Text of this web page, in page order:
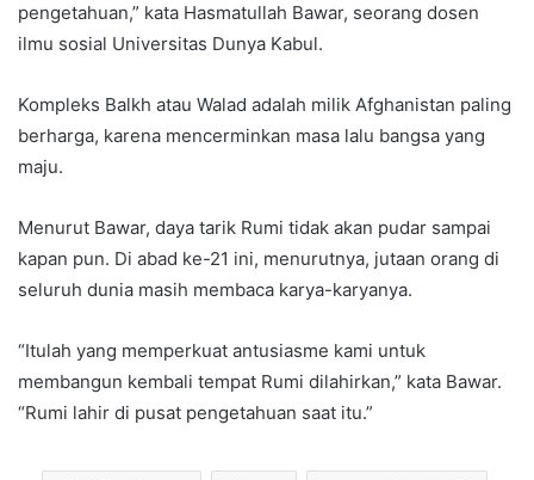
pengetahuan,” kata Hasmatullah Bawar, seorang dosen
ilmu sosial Universitas Dunya Kabul.
Kompleks Balkh atau Walad adalah milik Afghanistan paling
berharga, karena mencerminkan masa lalu bangsa yang
maju.
Menurut Bawar, daya tarik Rumi tidak akan pudar sampai
kapan pun. Di abad ke-21 ini, menurutnya, jutaan orang di
seluruh dunia masih membaca karya-karyanya.
“Itulah yang memperkuat antusiasme kami untuk
membangun kembali tempat Rumi dilahirkan,” kata Bawar.
“Rumi lahir di pusat pengetahuan saat itu.”